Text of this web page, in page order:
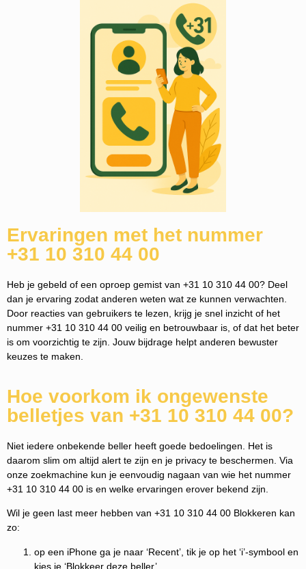
Ervaringen met het nummer
+31 10 310 44 00
Heb je gebeld of een oproep gemist van +31 10 310 44 00? Deel
dan je ervaring zodat anderen weten wat ze kunnen verwachten.
Door reacties van gebruikers te lezen, krijg je snel inzicht of het
nummer +31 10 310 44 00 veilig en betrouwbaar is, of dat het beter
is om voorzichtig te zijn. Jouw bijdrage helpt anderen bewuster
keuzes te maken.
Hoe voorkom ik ongewenste
belletjes van +31 10 310 44 00?
Niet iedere onbekende beller heeft goede bedoelingen. Het is
daarom slim om altijd alert te zijn en je privacy te beschermen. Via
onze zoekmachine kun je eenvoudig nagaan van wie het nummer
+31 10 310 44 00 is en welke ervaringen erover bekend zijn.
Wil je geen last meer hebben van +31 10 310 44 00 Blokkeren kan
zo:
op een iPhone ga je naar ‘Recent’, tik je op het ‘i’-symbool en
kies je ‘Blokkeer deze beller’.